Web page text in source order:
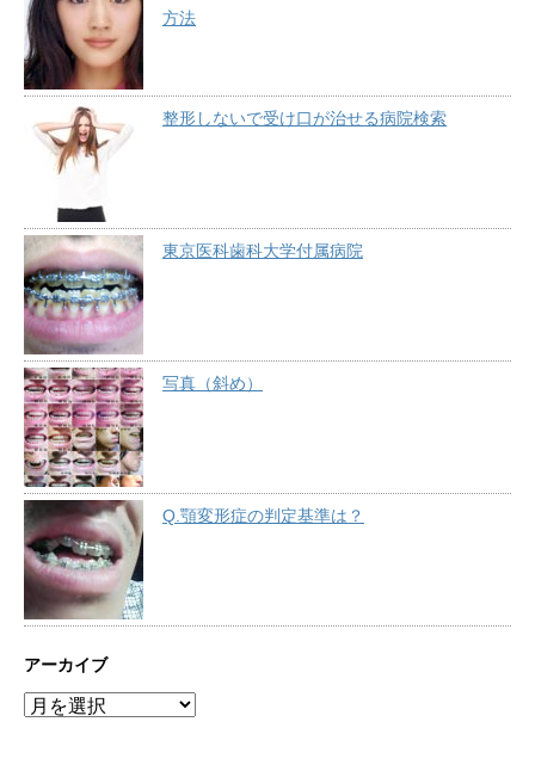
方法
整形しないで受け口が治せる病院検索
東京医科歯科大学付属病院
写真（斜め）
Q.顎変形症の判定基準は？
アーカイブ
ア